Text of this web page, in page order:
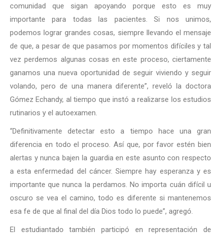
comunidad que sigan apoyando porque esto es muy
importante para todas las pacientes. Si nos unimos,
podemos lograr grandes cosas, siempre llevando el mensaje
de que, a pesar de que pasamos por momentos difíciles y tal
vez perdemos algunas cosas en este proceso, ciertamente
ganamos una nueva oportunidad de seguir viviendo y seguir
volando, pero de una manera diferente”, reveló la doctora
Gómez Echandy, al tiempo que instó a realizarse los estudios
rutinarios y el autoexamen.
“Definitivamente detectar esto a tiempo hace una gran
diferencia en todo el proceso. Así que, por favor estén bien
alertas y nunca bajen la guardia en este asunto con respecto
a esta enfermedad del cáncer. Siempre hay esperanza y es
importante que nunca la perdamos. No importa cuán difícil u
oscuro se vea el camino, todo es diferente si mantenemos
esa fe de que al final del día Dios todo lo puede”, agregó.
El estudiantado también participó en representación de